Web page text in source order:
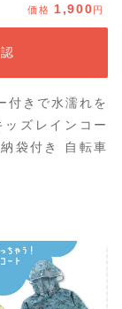
プ ファスナー
価格 1,900円
付きで水濡れを
ズレインコー
袋付き 自転車